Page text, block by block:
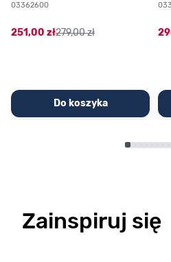
03362600
251,00 zł279,00 zł
Do koszyka
Zainspiruj się